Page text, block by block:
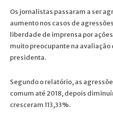
Os jornalistas passaram a ser
aumento nos casos de
liberdade de imprensa por
muito preocupante na avaliação
presidenta.
Segundo o relatório, as
comum até 2018, depois
cresceram 113,33%.